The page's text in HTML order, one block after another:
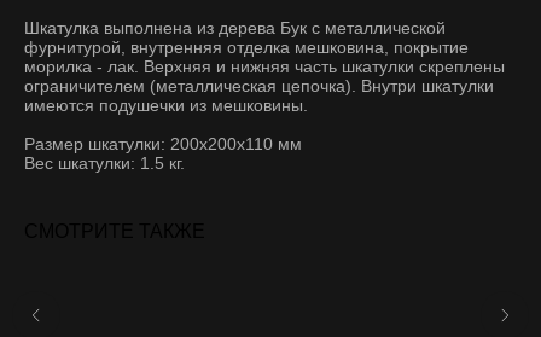
Шкатулка выполнена из дерева Бук с металлической
фурнитурой, внутренняя отделка мешковина, покрытие
морилка - лак. Верхняя и нижняя часть шкатулки скреплены
ограничителем (металлическая цепочка). Внутри шкатулки
имеются подушечки из мешковины.
Размер шкатулки: 200x200x110 мм
Вес шкатулки: 1.5 кг.